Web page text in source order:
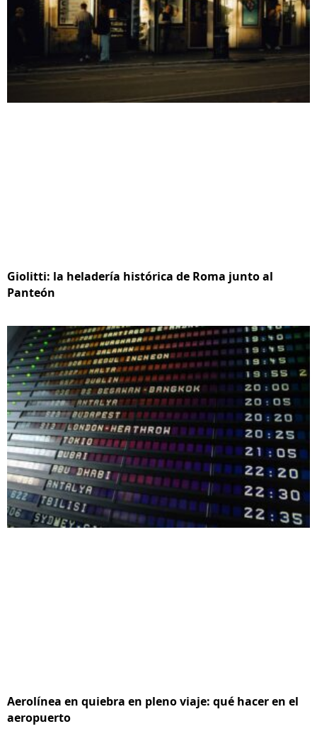
Giolitti: la heladería histórica de Roma junto al
Panteón
Aerolínea en quiebra en pleno viaje: qué hacer en el
aeropuerto